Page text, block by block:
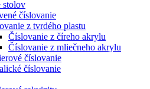
stolov
číslovanie
z tvrdého plastu
Číslovanie z číreho akrylu
Číslovanie z mliečneho akrylu
číslovanie
číslovanie